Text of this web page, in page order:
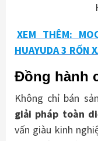
XEM THÊM:
HUAYUDA 3 RỐN
Đồng hành
Không chỉ bán
giải pháp toàn
vấn giàu kinh